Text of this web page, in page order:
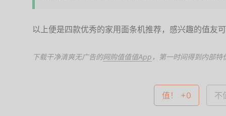
以上便是四款优秀的家用面条机推荐，感兴趣的值友
下载干净清爽无广告的网购值值值App ，第一时间得到内部特
值！ +0 不